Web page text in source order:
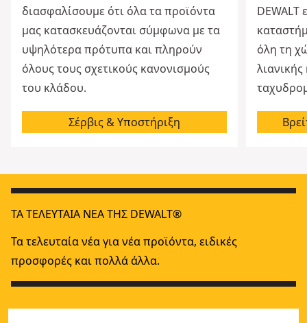
διασφαλίσουμε ότι όλα τα προϊόντα
μας κατασκευάζονται σύμφωνα με τα
υψηλότερα πρότυπα και πληρούν
όλους τους σχετικούς κανονισμούς
του κλάδου.
Σέρβις & Υποστήριξη
DEWALT
όλη τη
ΤΑ ΤΕΛΕΥΤΑΊΑ ΝΈΑ ΤΗΣ DEWALT®
Τα τελευταία νέα για νέα προϊόντα, ειδικές
προσφορές και πολλά άλλα.